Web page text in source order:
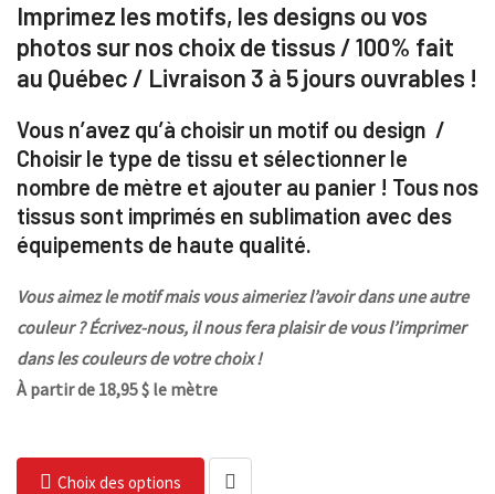
Imprimez les motifs, les designs ou vos
photos sur nos choix de tissus / 100% fait
au Québec / Livraison 3 à 5 jours ouvrables !
Vous n’avez qu’à choisir un motif ou design /
Choisir le type de tissu et sélectionner le
nombre de mètre et ajouter au panier ! Tous nos
tissus sont imprimés en sublimation avec des
équipements de haute qualité.
Vous aimez le motif mais vous aimeriez l’avoir dans une autre
couleur ? Écrivez-nous, il nous fera plaisir de vous l’imprimer
dans les couleurs de votre choix !
À partir de 18,95 $ le mètre
Choix des options